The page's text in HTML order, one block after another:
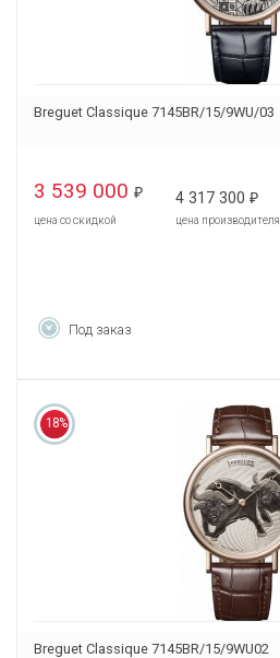
Breguet Classique 7145BR/15/9WU/03
3 539 000 ₽
цена со скидкой
4 317 300 ₽
цена производителя
Под заказ
18%
Breguet Classique 7145BR/15/9WU02